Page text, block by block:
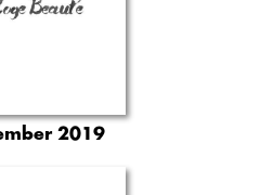
2019